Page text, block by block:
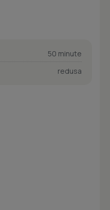
50 minute
redusa